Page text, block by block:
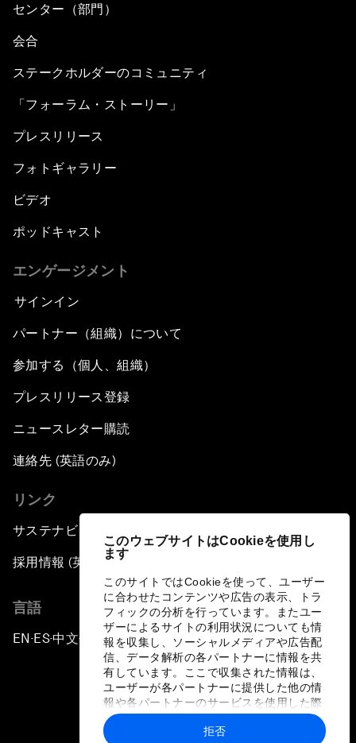
このウェブサイトはCookieを使用し
ます
このサイトではCookieを使って、ユーザー
に合わせたコンテンツや広告の表示、トラ
フィックの分析を行っています。またユー
ザーによるサイトの利用状況についても情
報を収集し、ソーシャルメディアや広告配
信、データ解析の各パートナーに情報を共
有しています。ここで収集された情報は、
ユーザーが各パートナーに提供した他の情
報や各パートナーのサービスを使用した際
に収集された情報と組み合わされ、各パー
トナーによって使用されることがありま
拒否
センター（部門）
会合
ステークホルダーのコミュニティ
「フォーラム・ストーリー」
プレスリリース
フォトギャラリー
ビデオ
ポッドキャスト
エンゲージメント
サインイン
パートナー（組織）について
参加する（個人、組織）
プレスリリース登録
ニュースレター購読
連絡先 (英語のみ)
リンク
サステナビリティへの取り組み
採用情報 (英語のみ)
言語
EN ▪ES▪中文▪ 日本語